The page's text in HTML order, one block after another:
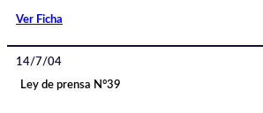
Ver Ficha
14/7/04
Ley de prensa N°39